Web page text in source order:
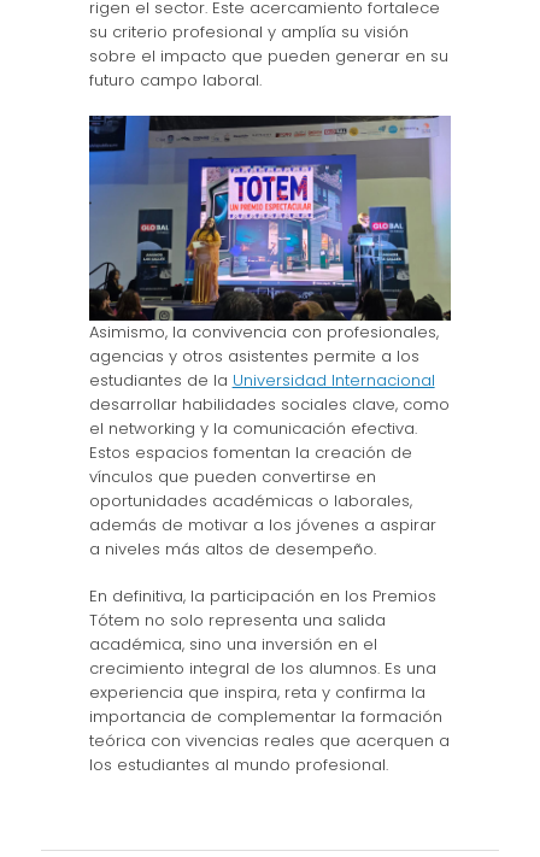
rigen el sector. Este acercamiento fortalece
su criterio profesional y amplía su visión
sobre el impacto que pueden generar en su
futuro campo laboral.
Asimismo, la convivencia con profesionales,
agencias y otros asistentes permite a los
estudiantes de la Universidad Internacional
desarrollar habilidades sociales clave, como
el networking y la comunicación efectiva.
Estos espacios fomentan la creación de
vínculos que pueden convertirse en
oportunidades académicas o laborales,
además de motivar a los jóvenes a aspirar
a niveles más altos de desempeño.
En definitiva, la participación en los Premios
Tótem no solo representa una salida
académica, sino una inversión en el
crecimiento integral de los alumnos. Es una
experiencia que inspira, reta y confirma la
importancia de complementar la formación
teórica con vivencias reales que acerquen a
los estudiantes al mundo profesional.